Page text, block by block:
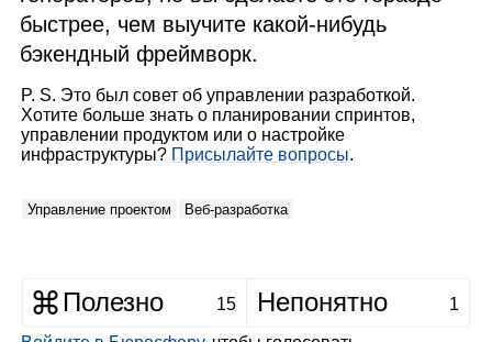
быстрее, чем выучите какой‑нибудь
бэкендный фреймворк.
P. S. Это был совет об управлении разработкой.
Хотите больше знать о планировании спринтов,
управлении продуктом или о настройке
инфраструктуры? Присылайте вопросы.
Управление проектом Веб‑разработка
Полезно 15 Непонятно 1